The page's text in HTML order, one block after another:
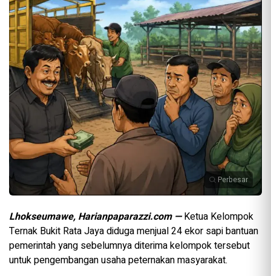
Perbesar
Lhokseumawe, Harianpaparazzi.com —Ketua Kelompok
Ternak Bukit Rata Jaya diduga menjual 24 ekor sapi bantuan
pemerintah yang sebelumnya diterima kelompok tersebut
untuk pengembangan usaha peternakan masyarakat.